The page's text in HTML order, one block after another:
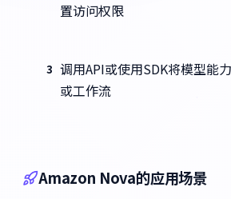
置访问权限
3 调用API或使用SDK将模型能
或工作流
Amazon Nova的应用场景